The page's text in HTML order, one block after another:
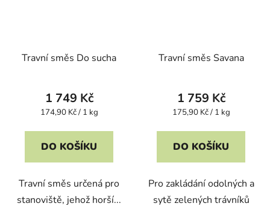
Travní směs Do sucha
1 749 Kč
Měrná
174,90 Kč / 1 kg
DO KOŠÍKU
Travní směs určená pro
stanoviště, jehož horší...
Travní směs Savana
1 759 Kč
Měrná
175,90 Kč / 1 kg
DO KOŠÍKU
Pro zakládání odolných a
sytě zelených trávníků